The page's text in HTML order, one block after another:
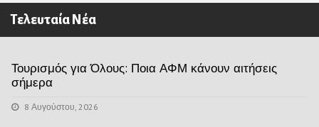
Τελευταία Νέα
Τουρισμός για Όλους: Ποια ΑΦΜ κάνουν αιτήσεις
σήμερα
8 Αυγούστου, 2026